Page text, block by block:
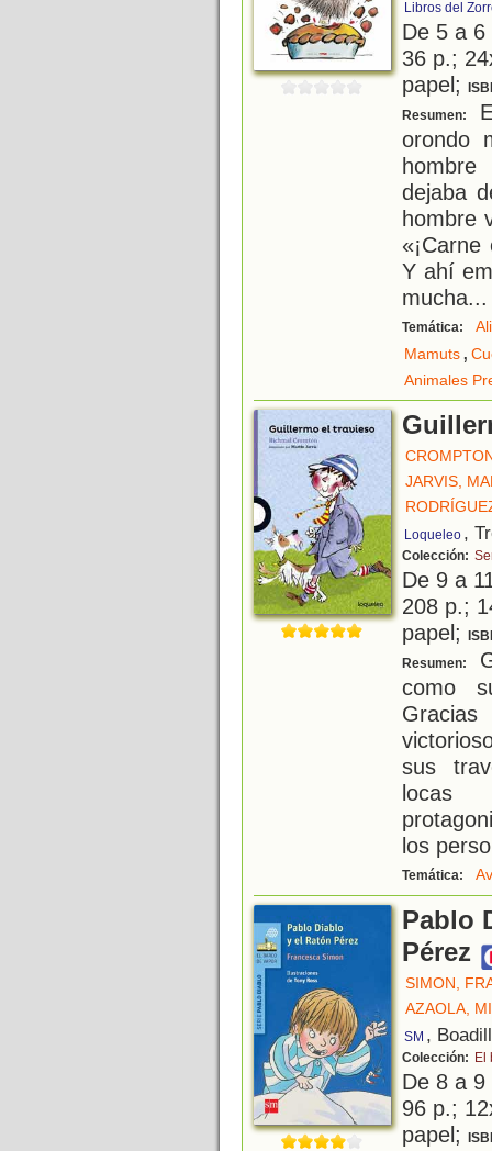
Libros del
De 5 a
36 p.;
papel;
Resumen:
orondo
dejaba
hombre
Y ahí
mucha...
Temática:
Mamuts,
Animales
JARVIS,
Loqueleo ,
Colección:
De 9 a
208 p.;
papel;
Resumen:
como
sus
locas
los
Temática:
Pablo
Pérez
SIMON,
AZAOLA,
SM ,
Colección: El
De 8 a
96 p.;
papel;